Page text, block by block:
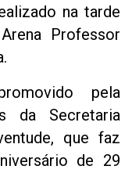
na tarde
Professor
pela
da Secretaria
que faz
de 29